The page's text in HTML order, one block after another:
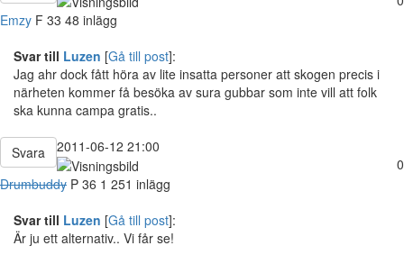
Emzy F 33 48 inlägg
Svar till Luzen [Gå till post]:
Jag ahr dock fått höra av lite insatta personer att skogen precis i
närheten kommer få besöka av sura gubbar som inte vill att folk
ska kunna campa gratis..
Svara
2011-06-12 21:00
0
Drumbuddy P 36 1 251 inlägg
Svar till Luzen [Gå till post]:
Är ju ett alternativ.. Vi får se!